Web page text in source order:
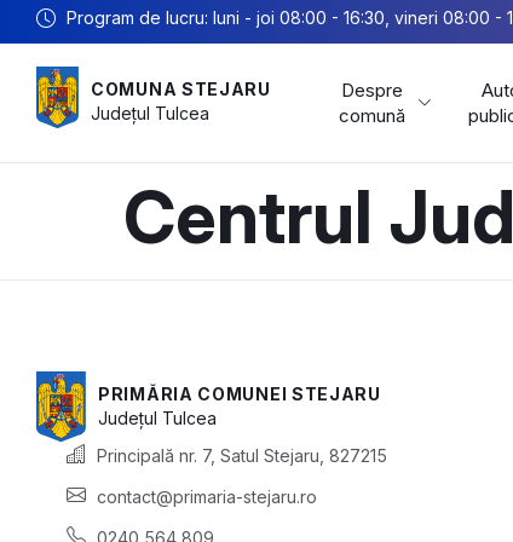
Program de lucru: luni - joi 08:00 - 16:30, vineri 08:00 -
COMUNA STEJARU
Județul Tulcea
Despre
comună
Centrul
PRIMĂRIA COMUNEI STEJARU
Județul Tulcea
Principală nr. 7, Satul Stejaru, 827215
contact@primaria-stejaru.ro
0240 564 809